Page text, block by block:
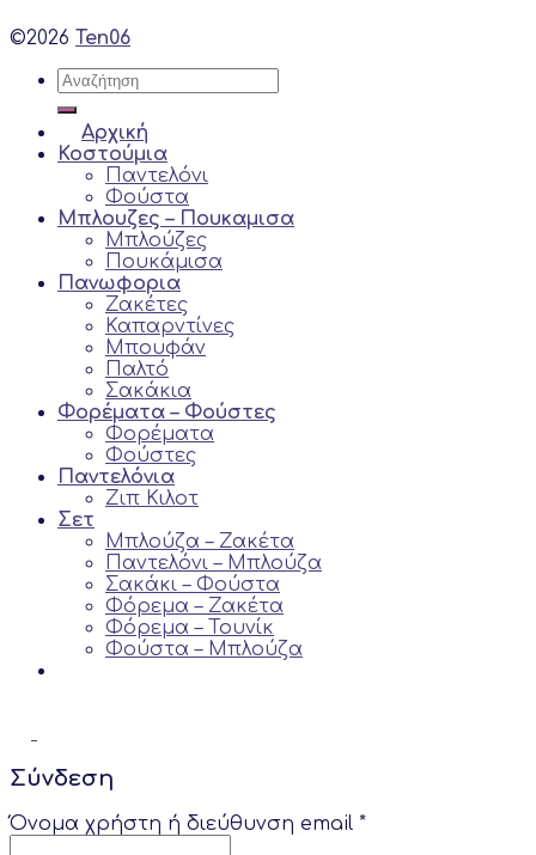
©2026 Ten06
Αναζήτηση
για:
Αρχική
Κοστούμια
Παντελόνι
Φούστα
Μπλουζες – Πουκαμισα
Μπλούζες
Πουκάμισα
Πανωφορια
Ζακέτες
Καπαρντίνες
Μπουφάν
Παλτό
Σακάκια
Φορέματα – Φούστες
Φορέματα
Φούστες
Παντελόνια
Ζιπ Κιλoτ
Σετ
Μπλούζα – Ζακέτα
Παντελόνι – Μπλούζα
Σακάκι – Φούστα
Φόρεμα – Ζακέτα
Φόρεμα – Τουνίκ
Φούστα – Μπλούζα
Σύνδεση
Όνομα χρήστη ή διεύθυνση email *